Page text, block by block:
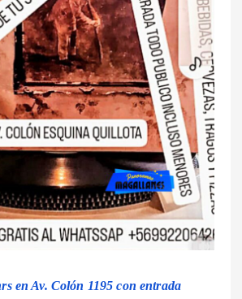
en Av. Colón 1195 con entrada